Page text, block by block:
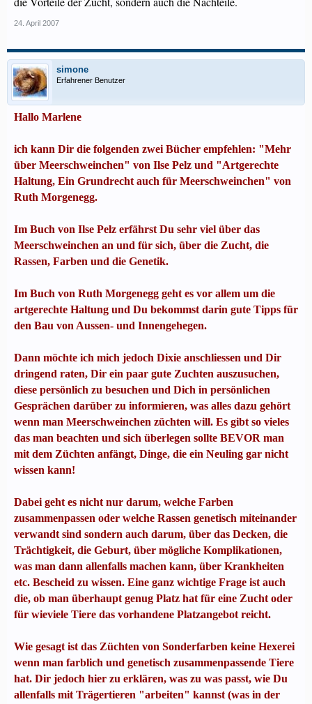
24. April 2007
simone
Erfahrener Benutzer
Hallo Marlene
ich kann Dir die folgenden zwei Bücher empfehlen: "Mehr
über Meerschweinchen" von Ilse Pelz und "Artgerechte
Haltung, Ein Grundrecht auch für Meerschweinchen" von
Ruth Morgenegg.
Im Buch von Ilse Pelz erfährst Du sehr viel über das
Meerschweinchen an und für sich, über die Zucht, die
Rassen, Farben und die Genetik.
Im Buch von Ruth Morgenegg geht es vor allem um die
artgerechte Haltung und Du bekommst darin gute Tipps für
den Bau von Aussen- und Innengehegen.
Dann möchte ich mich jedoch Dixie anschliessen und Dir
dringend raten, Dir ein paar gute Zuchten auszusuchen,
diese persönlich zu besuchen und Dich in persönlichen
Gesprächen darüber zu informieren, was alles dazu gehört
wenn man Meerschweinchen züchten will. Es gibt so vieles
das man beachten und sich überlegen sollte BEVOR man
mit dem Züchten anfängt, Dinge, die ein Neuling gar nicht
wissen kann!
Dabei geht es nicht nur darum, welche Farben
zusammenpassen oder welche Rassen genetisch miteinander
verwandt sind sondern auch darum, über das Decken, die
Trächtigkeit, die Geburt, über mögliche Komplikationen,
was man dann allenfalls machen kann, über Krankheiten
etc. Bescheid zu wissen. Eine ganz wichtige Frage ist auch
die, ob man überhaupt genug Platz hat für eine Zucht oder
für wieviele Tiere das vorhandene Platzangebot reicht.
Wie gesagt ist das Züchten von Sonderfarben keine Hexerei
wenn man farblich und genetisch zusammenpassende Tiere
hat. Dir jedoch hier zu erklären, was zu was passt, wie Du
allenfalls mit Trägertieren "arbeiten" kannst (was in der